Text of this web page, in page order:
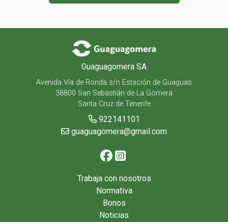
Guaguagomera SA
Avenida Vía de Ronda s/n Estación de Guaguas
38800 San Sebastián de La Gomera
Santa Cruz de Tenerife
922141101
guaguagomera@gmail.com
Trabaja con nosotros
Normativa
Bonos
Noticias